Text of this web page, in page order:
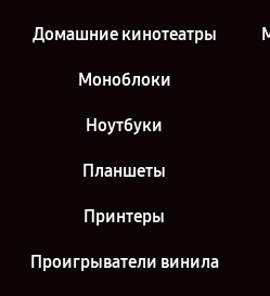
Домашние кинотеатры
Моноблоки
Ноутбуки
Планшеты
Принтеры
Проигрыватели винила